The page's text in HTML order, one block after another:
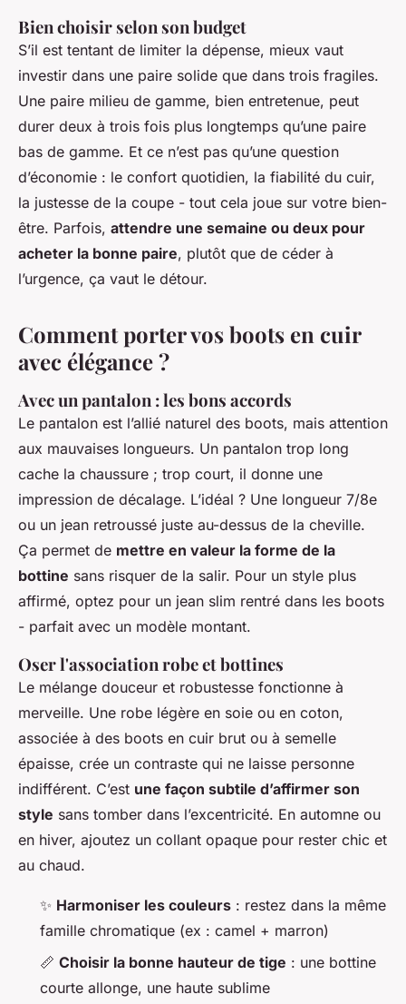
Bien choisir selon son budget
S’il est tentant de limiter la dépense, mieux vaut
investir dans une paire solide que dans trois fragiles.
Une paire milieu de gamme, bien entretenue, peut
durer deux à trois fois plus longtemps qu’une paire
bas de gamme. Et ce n’est pas qu’une question
d’économie : le confort quotidien, la fiabilité du cuir,
la justesse de la coupe - tout cela joue sur votre bien-
être. Parfois, attendre une semaine ou deux pour
acheter la bonne paire, plutôt que de céder à
l’urgence, ça vaut le détour.
Comment porter vos boots en cuir
avec élégance ?
Avec un pantalon : les bons accords
Le pantalon est l’allié naturel des boots, mais attention
aux mauvaises longueurs. Un pantalon trop long
cache la chaussure ; trop court, il donne une
impression de décalage. L’idéal ? Une longueur 7/8e
ou un jean retroussé juste au-dessus de la cheville.
Ça permet de mettre en valeur la forme de la
bottine sans risquer de la salir. Pour un style plus
affirmé, optez pour un jean slim rentré dans les boots
- parfait avec un modèle montant.
Oser l'association robe et bottines
Le mélange douceur et robustesse fonctionne à
merveille. Une robe légère en soie ou en coton,
associée à des boots en cuir brut ou à semelle
épaisse, crée un contraste qui ne laisse personne
indifférent. C’est une façon subtile d’affirmer son
style sans tomber dans l’excentricité. En automne ou
en hiver, ajoutez un collant opaque pour rester chic et
au chaud.
✨ Harmoniser les couleurs : restez dans la même
famille chromatique (ex : camel + marron)
📏 Choisir la bonne hauteur de tige : une bottine
courte allonge, une haute sublime